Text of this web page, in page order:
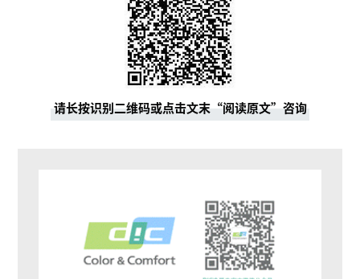
请长按识别二维码或点击文末“阅读原文”咨询